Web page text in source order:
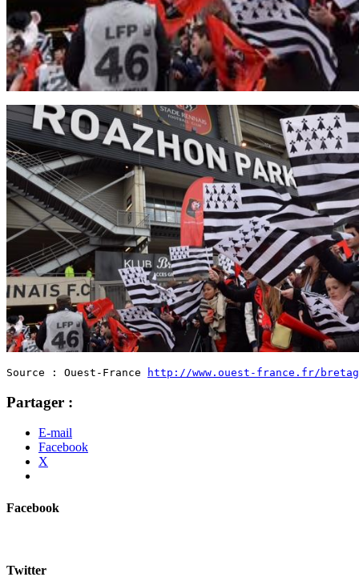
Source : Ouest-France http://www.ouest-france.fr/
Partager :
E-mail
Facebook
X
Facebook
Twitter